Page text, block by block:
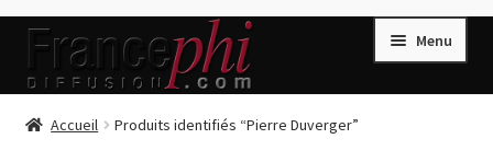
Aller
la
Aller
contenu
Menu
Accueil
Accueil Produits identifiés “Pierre Duverger”